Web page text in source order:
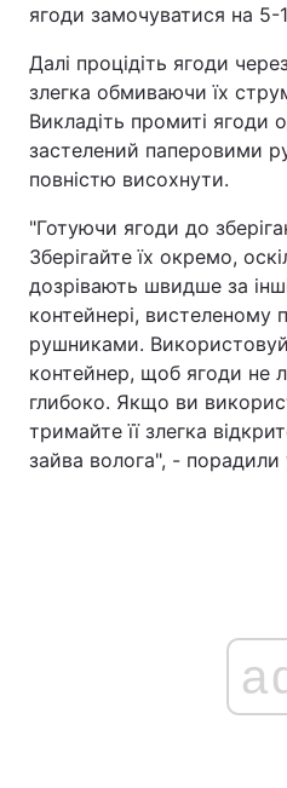
ягоди замочуватися на 5-
Далі процідіть ягоди
злегка обмиваючи їх
Викладіть промиті
застелений паперовими
повністю висохнути.
"Готуючи ягоди до
Зберігайте їх окремо,
дозрівають швидше за
контейнері, вистеленому
рушниками.
контейнер, щоб ягоди не
глибоко. Якщо ви
тримайте її злегка
зайва волога", - порадили